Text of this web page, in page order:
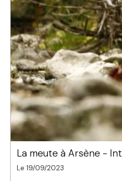
La meute à Arsène -
Le 19/09/2023